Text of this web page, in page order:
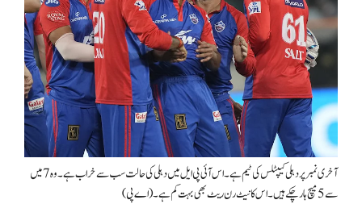
آخری نمبر پر دہلی کیپٹلس کی ٹیم ہے۔ اس آئی پی ایل میں دہلی کی حالت سب سے خراب ہے۔ وہ 7 میں
سے 5 میچ ہار چکے ہیں۔ اس کا نیٹ رن ریٹ بھی بہت کم ہے۔ (اے پی)